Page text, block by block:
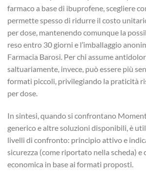
farmaco a base di ibuprofene, scegliere
permette spesso di ridurre il costo
per dose, mantenendo comunque la
reso entro 30 giorni e l’imballaggio
Farmacia Barosi. Per chi assume
saltuariamente, invece, può essere più
formati piccoli, privilegiando la praticità
per dose.
In sintesi, quando si confrontano
generico e altre soluzioni disponibili, è
livelli di confronto: principio attivo e
sicurezza (come riportato nella scheda) e
economica in base ai formati proposti.